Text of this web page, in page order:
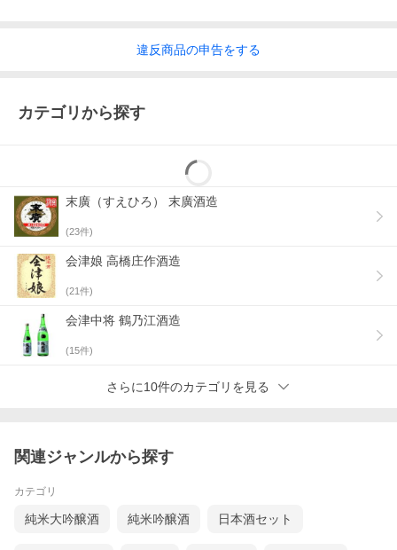
違反商品の申告をする
カテゴリから探す
末廣（すえひろ） 末廣酒造
(23件)
会津娘 高橋庄作酒造
(21件)
会津中将 鶴乃江酒造
(15件)
さらに10件のカテゴリを見る
関連ジャンルから探す
カテゴリ
純米大吟醸酒 純米吟醸酒 日本酒セット